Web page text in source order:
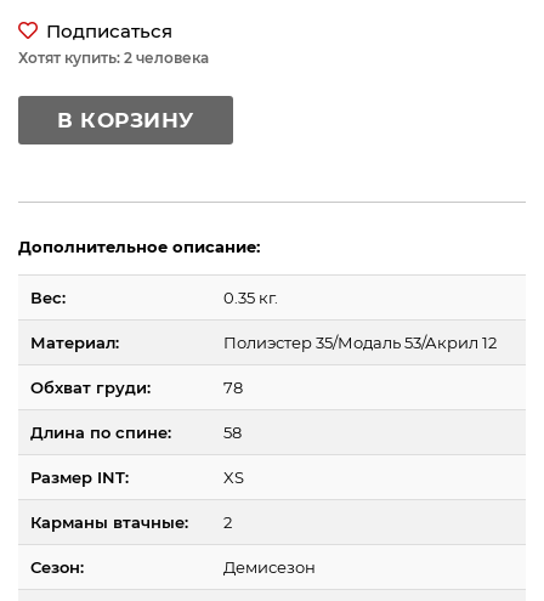
Подписаться
Хотят купить: 2 человека
В КОРЗИНУ
Дополнительное описание:
Вес: 0.35 кг.
Материал: Полиэстер 35/Модаль 53/Акрил 12
Обхват груди: 78
Длина по спине: 58
Размер INT: XS
Карманы втачные: 2
Сезон: Демисезон